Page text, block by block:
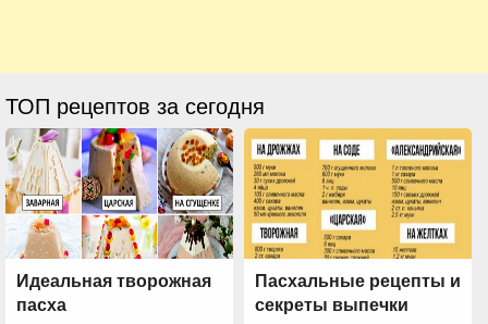
ТОП рецептов за сегодня
Идеальная творожная
пасха
Пасхальные рецепты и
секреты выпечки